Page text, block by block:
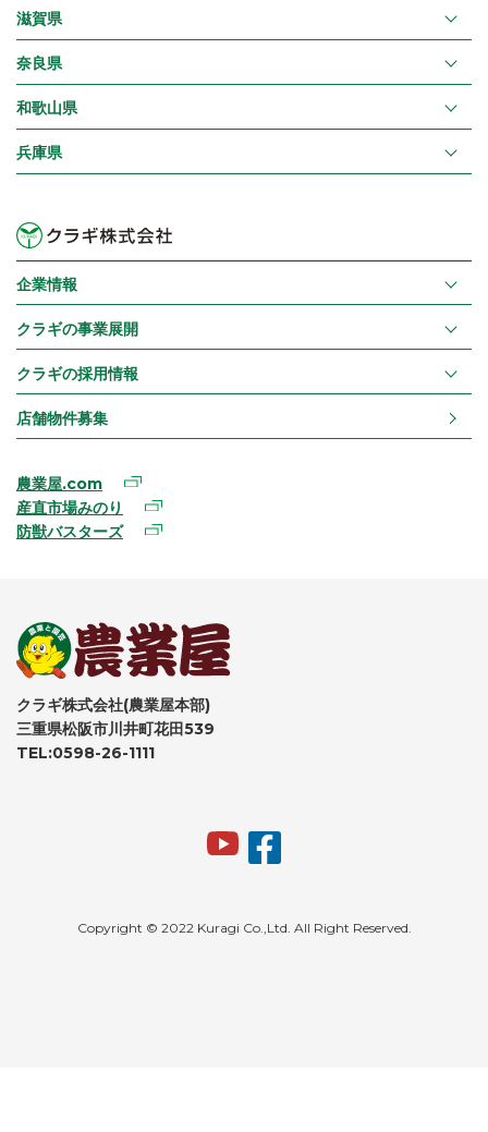
滋賀県
奈良県
和歌山県
兵庫県
企業情報
クラギの事業展開
クラギの採用情報
店舗物件募集
農業屋.com
産直市場みのり
防獣バスターズ
クラギ株式会社(農業屋本部)
三重県松阪市川井町花田539
TEL:0598-26-1111
Copyright © 2022 Kuragi Co.,Ltd. All Right Reserved.